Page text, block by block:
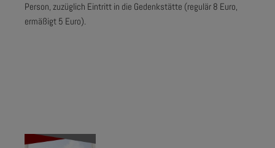
Person, zuzüglich Eintritt in die Gedenkstätte (regulär 8 Euro,
ermäßigt 5 Euro).